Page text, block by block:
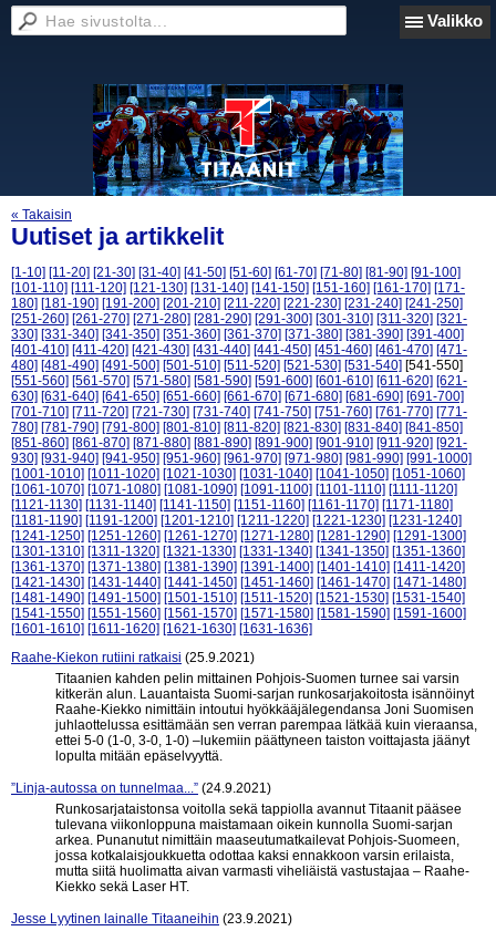
Valikko
« Takaisin
Uutiset ja artikkelit
[1-10] [11-20] [21-30] [31-40] [41-50] [51-60] [61-70] [71-80] [81-90] [91-100]
[101-110] [111-120] [121-130] [131-140] [141-150] [151-160] [161-170] [171-
180] [181-190] [191-200] [201-210] [211-220] [221-230] [231-240] [241-250]
[251-260] [261-270] [271-280] [281-290] [291-300] [301-310] [311-320] [321-
330] [331-340] [341-350] [351-360] [361-370] [371-380] [381-390] [391-400]
[401-410] [411-420] [421-430] [431-440] [441-450] [451-460] [461-470] [471-
480] [481-490] [491-500] [501-510] [511-520] [521-530] [531-540] [541-550]
[551-560] [561-570] [571-580] [581-590] [591-600] [601-610] [611-620] [621-
630] [631-640] [641-650] [651-660] [661-670] [671-680] [681-690] [691-700]
[701-710] [711-720] [721-730] [731-740] [741-750] [751-760] [761-770] [771-
780] [781-790] [791-800] [801-810] [811-820] [821-830] [831-840] [841-850]
[851-860] [861-870] [871-880] [881-890] [891-900] [901-910] [911-920] [921-
930] [931-940] [941-950] [951-960] [961-970] [971-980] [981-990] [991-1000]
[1001-1010] [1011-1020] [1021-1030] [1031-1040] [1041-1050] [1051-1060]
[1061-1070] [1071-1080] [1081-1090] [1091-1100] [1101-1110] [1111-1120]
[1121-1130] [1131-1140] [1141-1150] [1151-1160] [1161-1170] [1171-1180]
[1181-1190] [1191-1200] [1201-1210] [1211-1220] [1221-1230] [1231-1240]
[1241-1250] [1251-1260] [1261-1270] [1271-1280] [1281-1290] [1291-1300]
[1301-1310] [1311-1320] [1321-1330] [1331-1340] [1341-1350] [1351-1360]
[1361-1370] [1371-1380] [1381-1390] [1391-1400] [1401-1410] [1411-1420]
[1421-1430] [1431-1440] [1441-1450] [1451-1460] [1461-1470] [1471-1480]
[1481-1490] [1491-1500] [1501-1510] [1511-1520] [1521-1530] [1531-1540]
[1541-1550] [1551-1560] [1561-1570] [1571-1580] [1581-1590] [1591-1600]
[1601-1610] [1611-1620] [1621-1630] [1631-1636]
Raahe-Kiekon rutiini ratkaisi (25.9.2021)
Titaanien kahden pelin mittainen Pohjois-Suomen turnee sai varsin
kitkerän alun. Lauantaista Suomi-sarjan runkosarjakoitosta isännöinyt
Raahe-Kiekko nimittäin intoutui hyökkääjälegendansa Joni Suomisen
juhlaottelussa esittämään sen verran parempaa lätkää kuin vieraansa,
ettei 5-0 (1-0, 3-0, 1-0) –lukemiin päättyneen taiston voittajasta jäänyt
lopulta mitään epäselvyyttä.
”Linja-autossa on tunnelmaa...” (24.9.2021)
Runkosarjataistonsa voitolla sekä tappiolla avannut Titaanit pääsee
tulevana viikonloppuna maistamaan oikein kunnolla Suomi-sarjan
arkea. Punanutut nimittäin maaseutumatkailevat Pohjois-Suomeen,
jossa kotkalaisjoukkuetta odottaa kaksi ennakkoon varsin erilaista,
mutta siitä huolimatta aivan varmasti viheliäistä vastustajaa – Raahe-
Kiekko sekä Laser HT.
Jesse Lyytinen lainalle Titaaneihin (23.9.2021)